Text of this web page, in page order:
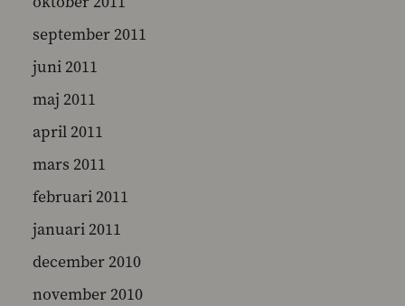
september 2011
juni 2011
maj 2011
april 2011
mars 2011
februari 2011
januari 2011
december 2010
november 2010